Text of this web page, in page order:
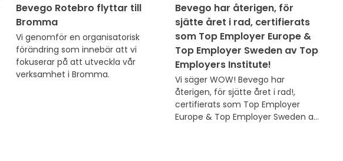
Bevego Rotebro flyttar till
Bromma
Vi genomför en organisatorisk
förändring som innebär att vi
fokuserar på att utveckla vår
verksamhet i Bromma.
Bevego har återigen, för
sjätte året i rad, certifierats
som Top Employer Europe &
Top Employer Sweden av Top
Employers Institute!
Vi säger WOW! Bevego har
återigen, för sjätte året i rad!,
certifierats som Top Employer
Europe & Top Employer Sweden av